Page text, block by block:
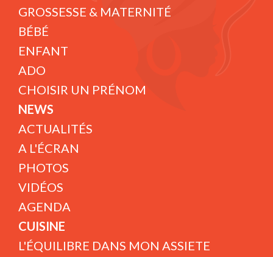
GROSSESSE & MATERNITÉ
BÉBÉ
ENFANT
ADO
CHOISIR UN PRÉNOM
NEWS
ACTUALITÉS
A L'ÉCRAN
PHOTOS
VIDÉOS
AGENDA
CUISINE
L'ÉQUILIBRE DANS MON ASSIETE